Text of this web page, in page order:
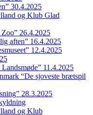
30.4.2025
og Klub Glad
26.4.2025
aften” 16.4.2025
12.4.2025
11.4.2025
“De sjoveste brætspil
28.3.2025
og Klub